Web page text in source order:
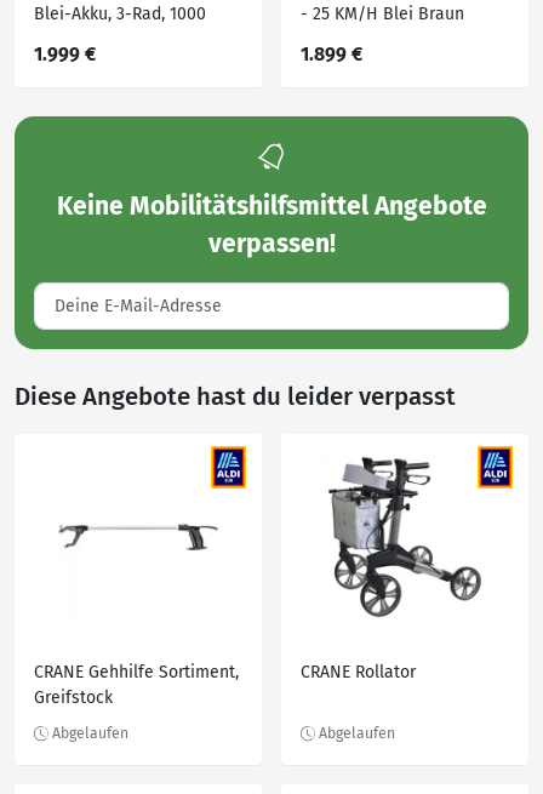
Blei-Akku, 3-Rad, 1000
1.999 €
- 25 KM/H Blei Braun
1.899 €
Keine Mobilitätshilfsmittel Angebote
verpassen!
Diese Angebote hast du leider verpasst
CRANE Gehhilfe Sortiment,
Greifstock
CRANE Rollator